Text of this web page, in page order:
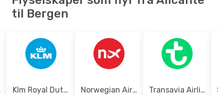
til Bergen
Klm Royal Dutch Airlines Norwegian Air Shuttle Transavia Airlines